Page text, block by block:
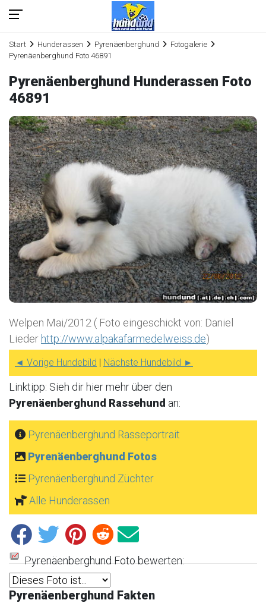
Start Hunderassen Pyrenäenberghund
Fotogalerie
Pyrenäenberghund Foto 46891
Pyrenäenberghund Hunderassen Foto
46891
Welpen Mai/2012 ( Foto eingeschickt von: Daniel
Lieder http://www.alpakafarmedelweiss.de)
◄ Vorige Hundebild | Nächste Hundebild ►
Linktipp: Sieh dir hier mehr über den
Pyrenäenberghund Rassehund an:
Pyrenäenberghund Rasseportrait
Pyrenäenberghund Fotos
Pyrenäenberghund Züchter
Alle Hunderassen
Pyrenäenberghund Foto bewerten:
Pyrenäenberghund Fakten